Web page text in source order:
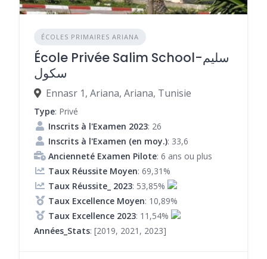
ÉCOLES PRIMAIRES ARIANA
École Privée Salim School-سليم
سكول
Ennasr 1, Ariana, Ariana, Tunisie
Type: Privé
Inscrits à l'Examen 2023: 26
Inscrits à l'Examen (en moy.): 33,6
Ancienneté Examen Pilote: 6 ans ou plus
Taux Réussite Moyen: 69,31%
Taux Réussite_ 2023: 53,85%
Taux Excellence Moyen: 10,89%
Taux Excellence 2023: 11,54%
Années_Stats: [2019, 2021, 2023]